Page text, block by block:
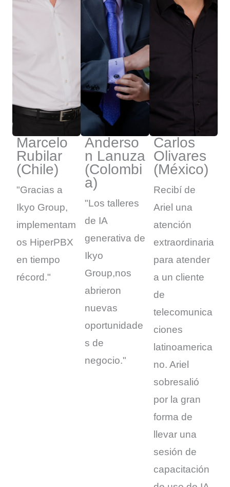
Marcelo
Rubilar
(Chile)
"Gracias a
Ikyo Group,
implementam
os HiperPBX
en tiempo
récord."
Anderso
n Lanuza
(Colombi
a)
"Los talleres
de IA
generativa de
Ikyo
Group,nos
abrieron
nuevas
oportunidade
s de
negocio."
Carlos
Olivares
(México)
Recibí de
Ariel una
atención
extraordinaria
para atender
a un cliente
de
telecomunica
ciones
latinoamerica
no. Ariel
sobresalió
por la gran
forma de
llevar una
sesión de
capacitación